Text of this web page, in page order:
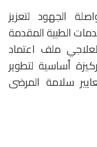
الجهود لتعزيز
الطبية المقدمة
ملف اعتماد
أساسية لتطوير
سلامة المرضى